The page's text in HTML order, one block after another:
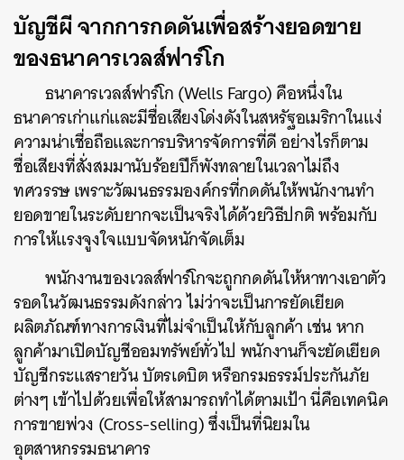
บัญชีผี จากการกดดันเพื่อสร้างยอดขาย
ของธนาคารเวลส์ฟาร์โก
ธนาคารเวลส์ฟาร์โก (Wells Fargo) คือหนึ่งใน
ธนาคารเก่าแก่และมีชื่อเสียงโด่งดังในสหรัฐอเมริกาในแง่
ความน่าเชื่อถือและการบริหารจัดการที่ดี อย่างไรก็ตาม
ชื่อเสียงที่สั่งสมมานับร้อยปีก็พังทลายในเวลาไม่ถึง
ทศวรรษ เพราะวัฒนธรรมองค์กรที่กดดันให้พนักงานทำ
ยอดขายในระดับยากจะเป็นจริงได้ด้วยวิธีปกติ พร้อมกับ
การให้แรงจูงใจแบบจัดหนักจัดเต็ม
พนักงานของเวลส์ฟาร์โกจะถูกกดดันให้หาทางเอาตัว
รอดในวัฒนธรรมดังกล่าว ไม่ว่าจะเป็นการยัดเยียด
ผลิตภัณฑ์ทางการเงินที่ไม่จำเป็นให้กับลูกค้า เช่น หาก
ลูกค้ามาเปิดบัญชีออมทรัพย์ทั่วไป พนักงานก็จะยัดเยียด
บัญชีกระแสรายวัน บัตรเดบิต หรือกรมธรรม์ประกันภัย
ต่างๆ เข้าไปด้วยเพื่อให้สามารถทำได้ตามเป้า นี่คือเทคนิค
การขายพ่วง (Cross-selling) ซึ่งเป็นที่นิยมใน
อุตสาหกรรมธนาคาร